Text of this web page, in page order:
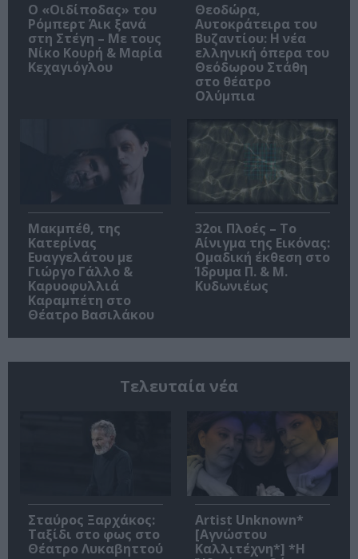
O «Οιδίποδας» του
Ρόμπερτ Άικ ξανά
στη Στέγη – Με τους
Νίκο Κουρή & Μαρία
Κεχαγιόγλου
Θεοδώρα,
Αυτοκράτειρα του
Βυζαντίου: Η νέα
ελληνική όπερα του
Θεόδωρου Στάθη
στο θέατρο
Ολύμπια
Μακμπέθ, της
Κατερίνας
Ευαγγελάτου με
Γιώργο Γάλλο &
Καρυοφυλλιά
Καραμπέτη στο
Θέατρο Βασιλάκου
32οι Πλοές – Το
Αίνιγμα της Εικόνας:
Ομαδική έκθεση στο
Ίδρυμα Π. & Μ.
Κυδωνιέως
Τελευταία νέα
Σταύρος Ξαρχάκος:
Ταξίδι στο φως στο
Θέατρο Λυκαβηττού
Artist Unknown*
[Αγνώστου
Καλλιτέχνη*] *Η